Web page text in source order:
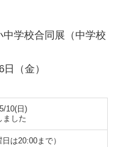
学校合同展（中学校
（金）
10(日)
ました
は20:00まで）